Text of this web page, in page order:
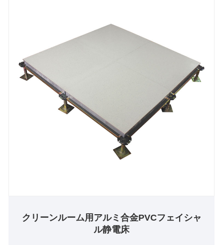
クリーンルーム用アルミ合金PVCフェイシャ
ル静電床